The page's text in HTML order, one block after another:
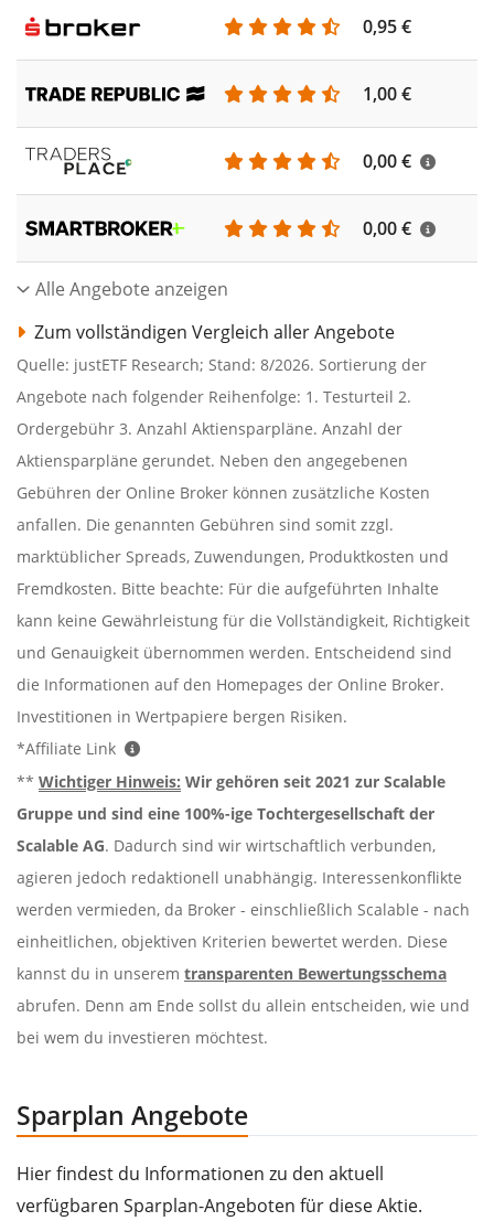
0,95 €
1,00 €
0,00 €
0,00 €
Alle Angebote anzeigen
Zum vollständigen Vergleich aller Angebote
Quelle: justETF Research; Stand: 8/2026. Sortierung der
Angebote nach folgender Reihenfolge: 1. Testurteil 2.
Ordergebühr 3. Anzahl Aktiensparpläne. Anzahl der
Aktiensparpläne gerundet. Neben den angegebenen
Gebühren der Online Broker können zusätzliche Kosten
anfallen. Die genannten Gebühren sind somit zzgl.
marktüblicher Spreads, Zuwendungen, Produktkosten und
Fremdkosten. Bitte beachte: Für die aufgeführten Inhalte
kann keine Gewährleistung für die Vollständigkeit, Richtigkeit
und Genauigkeit übernommen werden. Entscheidend sind
die Informationen auf den Homepages der Online Broker.
Investitionen in Wertpapiere bergen Risiken.
*Affiliate Link
** Wichtiger Hinweis: Wir gehören seit 2021 zur Scalable
Gruppe und sind eine 100%-ige Tochtergesellschaft der
Scalable AG. Dadurch sind wir wirtschaftlich verbunden,
agieren jedoch redaktionell unabhängig. Interessenkonflikte
werden vermieden, da Broker - einschließlich Scalable - nach
einheitlichen, objektiven Kriterien bewertet werden. Diese
kannst du in unserem transparenten Bewertungsschema
abrufen. Denn am Ende sollst du allein entscheiden, wie und
bei wem du investieren möchtest.
Sparplan Angebote
Hier findest du Informationen zu den aktuell
verfügbaren Sparplan-Angeboten für diese Aktie.